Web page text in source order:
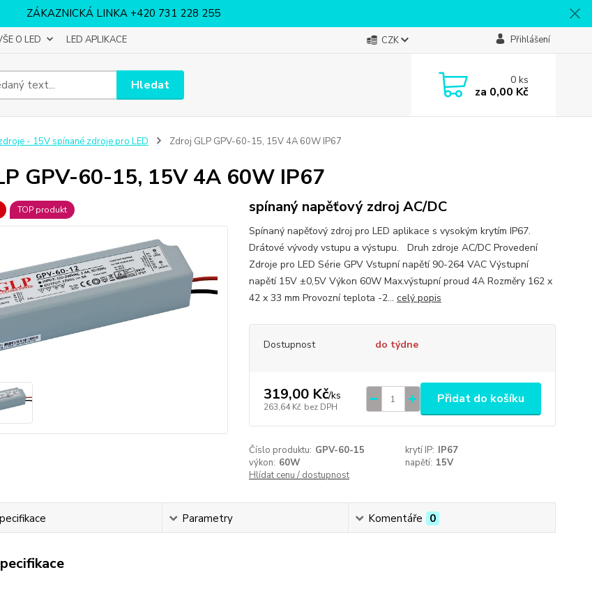
ZÁKAZNICKÁ LINKA +420 731 228 255
O LED LED APLIKACE CZK Přihlášení
Hledat 0ks
za 0,00 Kč
- 15V spínané zdroje pro LED Zdroj GLP GPV-60-15, 15V 4A 60W IP67
GPV-60-15, 15V 4A 60W IP67
TOP produkt spínaný napěťový zdroj AC/DC
Spínaný napěťový zdroj pro LED aplikace s vysokým krytím IP67.
Drátové vývody vstupu a výstupu. Druh zdroje AC/DC Provedení
Zdroje pro LED Série GPV Vstupní napětí 90-264 VAC Výstupní
napětí 15V ±0,5V Výkon 60W Max.výstupní proud 4A Rozměry 162 x
42 x 33 mm Provozní teplota -2... celý popis
Dostupnost do týdne
319,00 Kč/ks
263,64 Kč bez DPH
Přidat do košíku
Číslo produktu: GPV-60-15 krytí IP: IP67
výkon: 60W napětí: 15V
Hlídat cenu / dostupnost
Parametry Komentáře 0